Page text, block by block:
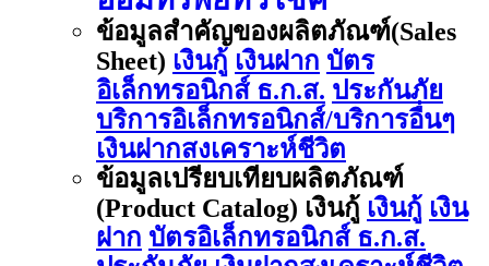
ข้อมูลสำคัญของผลิตภัณฑ์(Sales
Sheet) เงินกู้ เงินฝาก บัตร
อิเล็กทรอนิกส์ ธ.ก.ส. ประกันภัย
บริการอิเล็กทรอนิกส์/บริการอื่นๆ
เงินฝากสงเคราะห์ชีวิต
ข้อมูลเปรียบเทียบผลิตภัณฑ์
(Product Catalog) เงินกู้ เงินกู้ เงิน
ฝาก บัตรอิเล็กทรอนิกส์ ธ.ก.ส.